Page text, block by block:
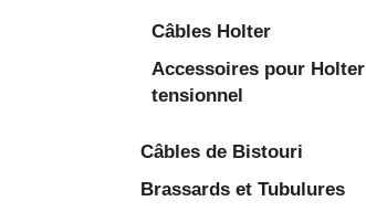
Câbles Holter
Accessoires pour Holter
tensionnel
Câbles de Bistouri
Brassards et Tubulures